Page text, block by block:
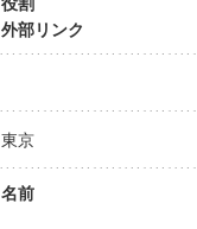
外部リンク
東京
名前